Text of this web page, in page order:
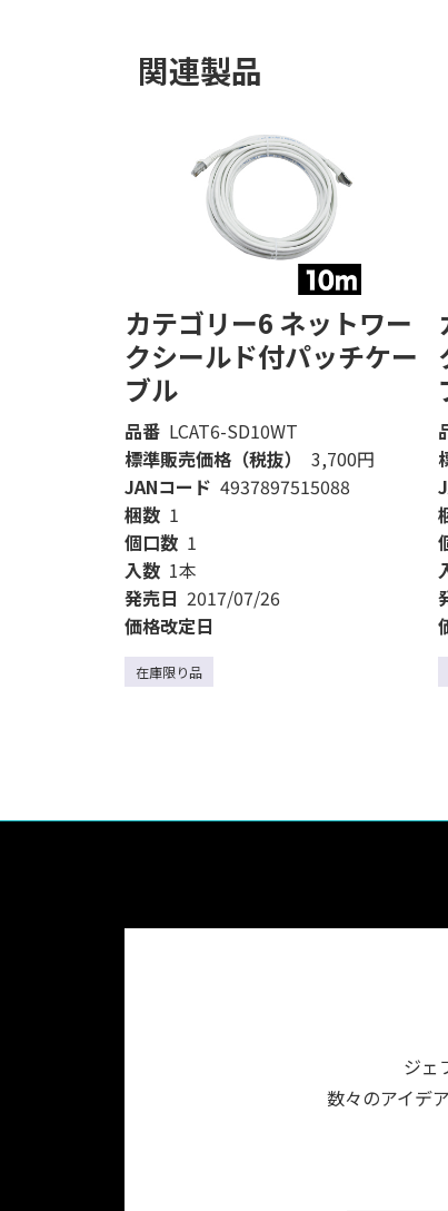
関連製品
カテゴリー6 ネットワー
クシールド付パッチケー
ブル
品番 LCAT6-SD10WT
標準販売価格（税抜）
3,700円
JANコード 4937897515088
梱数 1
個口数 1
入数 1本
発売日 2017/07/26
価格改定日
在庫限り品
ジェ
数々のアイデ